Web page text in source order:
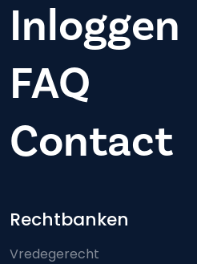
Inloggen
FAQ
Contact
Footer-menu
Rechtbanken
Vredegerecht